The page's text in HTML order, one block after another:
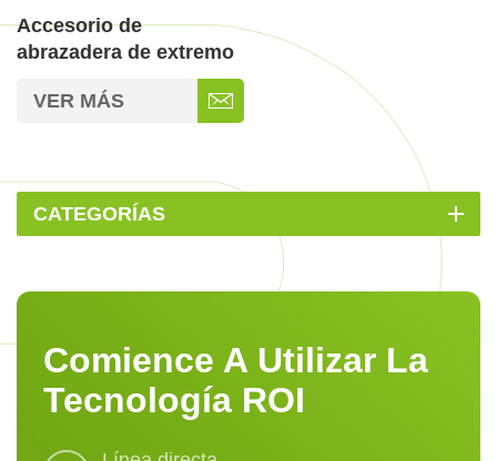
Accesorio de
abrazadera de extremo
de liberación rápida
para sistemas de
VER MÁS
CATEGORÍAS
Comience A Utilizar La
Tecnología ROI